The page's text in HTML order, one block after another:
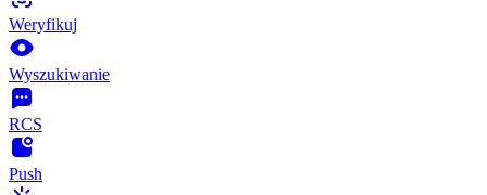
Weryfikuj
Wyszukiwanie
RCS
Push